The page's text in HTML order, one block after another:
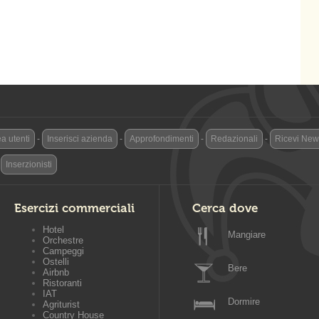
utenti - Inserisci azienda - Approfondimenti - Redazionali - Ricevi
Inserzionisti
Esercizi commerciali
Hotel
Orchestre
Campeggi
Ostelli
Airbnb
Ristoranti
IAT
Agriturist
Country House
Cerca dove
Mangiare
Bere
Dormire